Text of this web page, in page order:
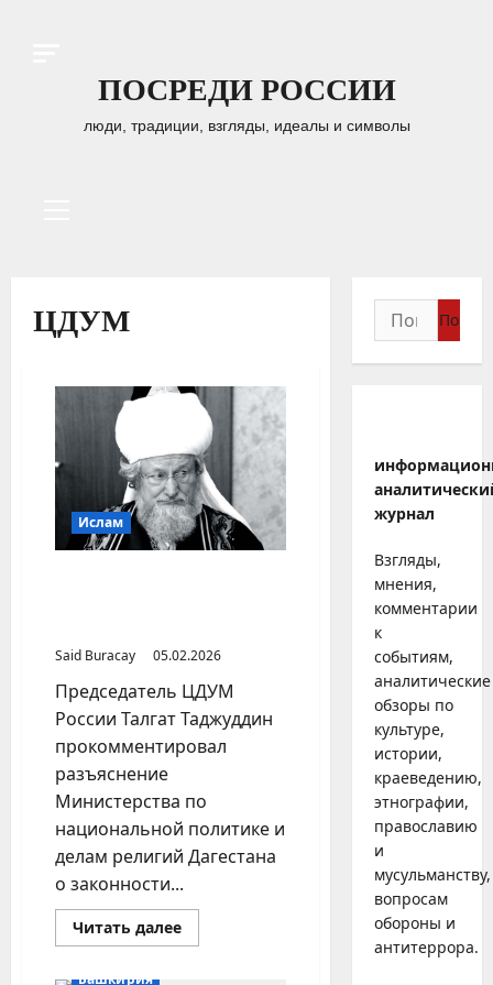
ПОСРЕДИ РОССИИ
люди, традиции, взгляды, идеалы и символы
ЦДУМ
Ислам
Said Buracay
05.02.2026
Председатель ЦДУМ
России Талгат Таджуддин
прокомментировал
разъяснение
Министерства по
национальной политике и
делам религий Дагестана
о законности...
Читать далееПрочитать
больше
Башкирия
Найти:
журнал
Взгляды,
мнения,
комментарии
к
событиям,
аналитические
обзоры по
культуре,
истории,
краеведению,
этнографии,
православию
и
мусульманству,
вопросам
обороны и
антитеррора.